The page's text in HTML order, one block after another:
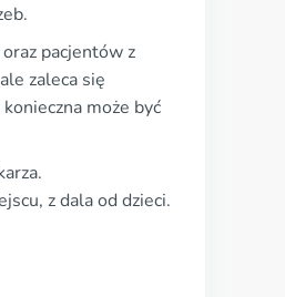
pacjentów z
zaleca się
może być
z dala od dzieci.